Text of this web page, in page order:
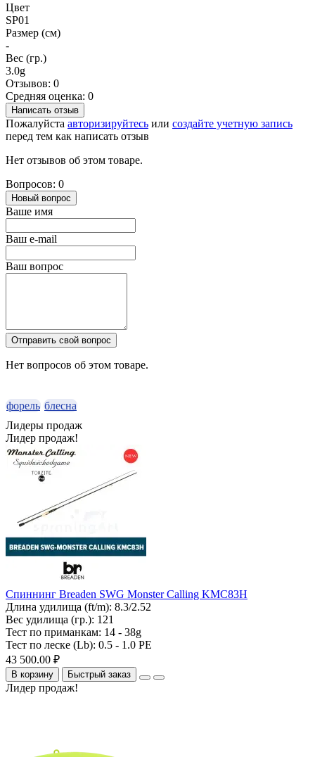
Цвет
SP01
Размер (см)
-
Вес (гр.)
3.0g
Отзывов: 0
Средняя оценка: 0
Написать отзыв
Пожалуйста авторизируйтесь или создайте учетную запись
перед тем как написать отзыв
Нет отзывов об этом товаре.
Вопросов: 0
Новый вопрос
Ваше имя
Ваш e-mail
Ваш вопрос
Отправить свой вопрос
Нет вопросов об этом товаре.
форель блесна
Лидеры продаж
Лидер продаж!
Спиннинг Breaden SWG Monster Calling KMC83H
Длина удилища (ft/m): 8.3/2.52
Вес удилища (гр.): 121
Тест по приманкам: 14 - 38g
Тест по леске (Lb): 0.5 - 1.0 PE
43 500.00 ₽
В корзину Быстрый заказ
Лидер продаж!